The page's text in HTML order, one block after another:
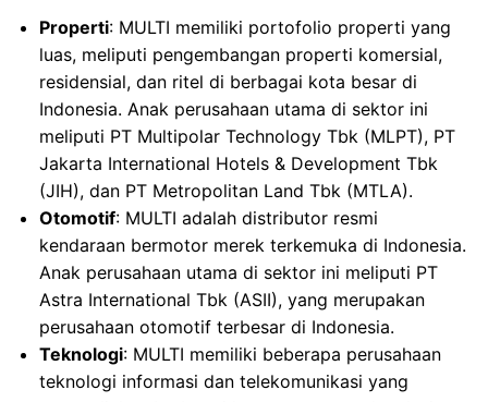
Properti: MULTI memiliki portofolio properti yang
luas, meliputi pengembangan properti komersial,
residensial, dan ritel di berbagai kota besar di
Indonesia. Anak perusahaan utama di sektor ini
meliputi PT Multipolar Technology Tbk (MLPT), PT
Jakarta International Hotels & Development Tbk
(JIH), dan PT Metropolitan Land Tbk (MTLA).
Otomotif: MULTI adalah distributor resmi
kendaraan bermotor merek terkemuka di Indonesia.
Anak perusahaan utama di sektor ini meliputi PT
Astra International Tbk (ASII), yang merupakan
perusahaan otomotif terbesar di Indonesia.
Teknologi: MULTI memiliki beberapa perusahaan
teknologi informasi dan telekomunikasi yang